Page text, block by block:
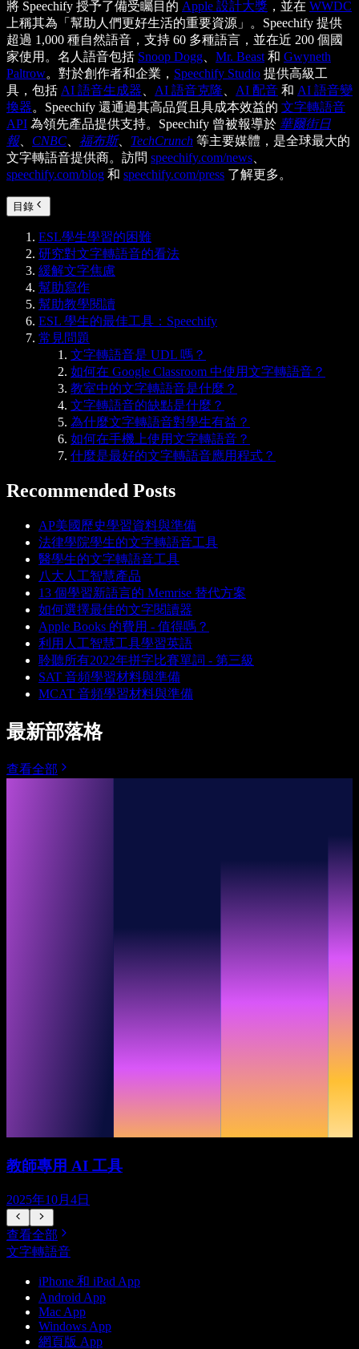
將 Speechify 授予了備受矚目的 Apple 設計大獎 ，並在 WWDC
上稱其為「幫助人們更好生活的重要資源」。Speechify 提供
超過 1,000 種自然語音，支持 60 多種語言，並在近 200 個國
家使用。名人語音包括 Snoop Dogg Mr. Beast 和 Gwyneth
Paltrow。對於創作者和企業， Speechify Studio 提供高級工
具，包括 AI 語音生成器 AI 語音克隆 AI 配音 和 AI 語音變
換器。Speechify 還通過其高品質且具成本效益的 文字轉語音
API 為領先產品提供支持。Speechify 曾被報導於 華爾街日
報、 CNBC 福布斯、 TechCrunch 等主要媒體，是全球最大的
文字轉語音提供商。訪問 speechify.com/news
speechify.com/blog 和 speechify.com/press 了解更多。
目錄
ESL學生學習的困難
研究對文字轉語音的看法
緩解文字焦慮
幫助寫作
幫助教學閱讀
ESL 學生的最佳工具：Speechify
常見問題
文字轉語音是 UDL 嗎？
如何在 Google Classroom 中使用文字轉語音？
教室中的文字轉語音是什麼？
文字轉語音的缺點是什麼？
為什麼文字轉語音對學生有益？
如何在手機上使用文字轉語音？
什麼是最好的文字轉語音應用程式？
Recommended Posts
AP美國歷史學習資料與準備
法律學院學生的文字轉語音工具
醫學生的文字轉語音工具
八大人工智慧產品
13 個學習新語言的 Memrise 替代方案
如何選擇最佳的文字閱讀器
Apple Books 的費用 - 值得嗎？
利用人工智慧工具學習英語
聆聽所有2022年拼字比賽單詞 - 第三級
SAT 音頻學習材料與準備
MCAT 音頻學習材料與準備
最新部落格
查看全部
教師專用 AI 工具
2025年10月4日
查看全部
文字轉語音
iPhone 和 iPad App
Android App
Mac App
Windows App
網頁版 App